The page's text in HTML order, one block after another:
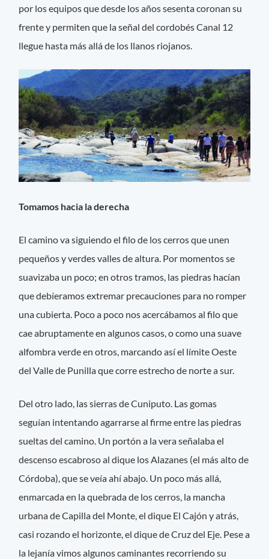
por los equipos que desde los años sesenta coronan su
frente y permiten que la señal del cordobés Canal 12
llegue hasta más allá de los llanos riojanos.
Tomamos hacia la derecha
El camino va siguiendo el filo de los cerros que unen
pequeños y verdes valles de altura. Por momentos se
suavizaba un poco; en otros tramos, las piedras hacían
que debíeramos extremar precauciones para no romper
una cubierta. Poco a poco nos acercábamos al filo que
cae abruptamente en algunos casos, o como una suave
alfombra verde en otros, marcando así el límite Oeste
del Valle de Punilla que corre estrecho de norte a sur.
Del otro lado, las sierras de Cuniputo. Las gomas
seguían intentando agarrarse al firme entre las piedras
sueltas del camino. Un portón a la vera señalaba el
descenso escabroso al dique los Alazanes (el más alto de
Córdoba), que se veía ahí abajo. Un poco más allá,
enmarcada en la quebrada de los cerros, la mancha
urbana de Capilla del Monte, el dique El Cajón y atrás,
casi rozando el horizonte, el dique de Cruz del Eje. Pese a
la lejanía vimos algunos caminantes recorriendo su